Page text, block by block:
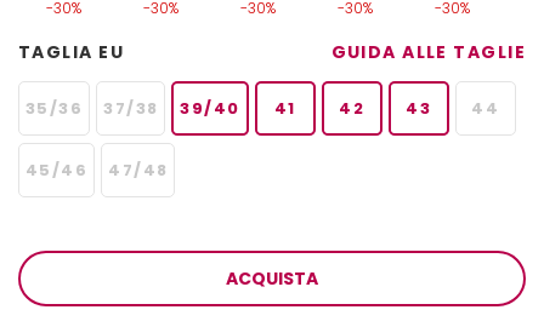
-30% -30% -30% -30% -30%
TAGLIA EU GUIDA ALLE TAGLIE
35/36 37/38 39/40 41 42 43 44
45/46 47/48
ACQUISTA